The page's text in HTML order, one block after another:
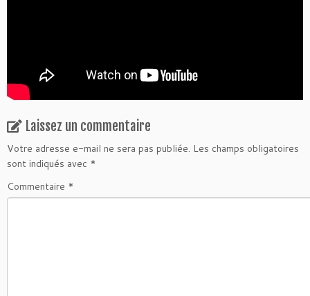
Laissez un commentaire
Votre adresse e-mail ne sera pas publiée. Les champs obligatoires
sont indiqués avec *
Commentaire *